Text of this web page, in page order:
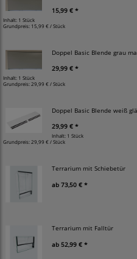
15,99 € *
Inhalt: 1 Stück
Grundpreis: 15,99 € / Stück
Doppel Basic Blende grau
29,99 € *
Inhalt: 1 Stück
Grundpreis: 29,99 € / Stück
Doppel Basic Blende weiß
29,99 € *
Inhalt: 1 Stück
Grundpreis:29,99 € / Stück
Terrarium mit Schiebetür
ab 73,50 € *
Terrarium mit Falltür
ab 52,99 € *